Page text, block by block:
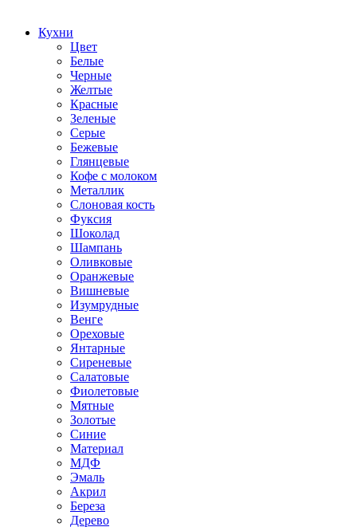
Кухни
Цвет
Белые
Черные
Желтые
Красные
Зеленые
Серые
Бежевые
Глянцевые
Кофе с молоком
Металлик
Слоновая кость
Фуксия
Шоколад
Шампань
Оливковые
Оранжевые
Вишневые
Изумрудные
Венге
Ореховые
Янтарные
Сиреневые
Салатовые
Фиолетовые
Мятные
Золотые
Синие
Материал
МДФ
Эмаль
Акрил
Береза
Дерево